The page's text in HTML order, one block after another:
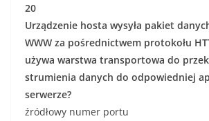
20
Urządzenie hosta wysyła pakiet
WWW za pośrednictwem protokołu
używa warstwa transportowa do
strumienia danych do odpowiedniej
serwerze?
źródłowy numer portu